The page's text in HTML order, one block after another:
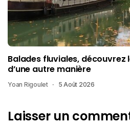
Balades fluviales,
d’une autre manière
Yoan Rigoulet 5 Août 2026
Laisser un